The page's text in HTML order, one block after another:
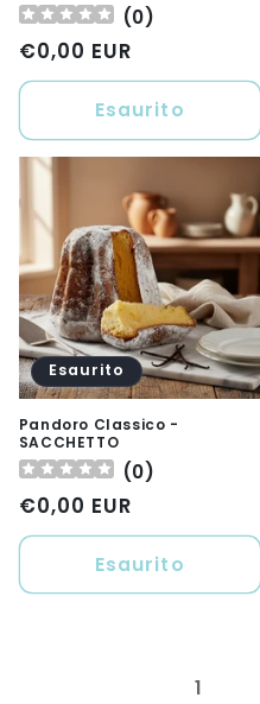
(0)
Prezzo
di
€0,00 EUR
Esaurito
Esaurito
Pandoro Classico -
SACCHETTO
(0)
Prezzo
di
€0,00 EUR
Esaurito
1